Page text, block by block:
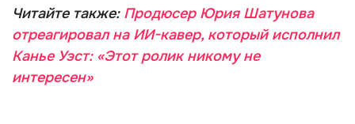
Читайте также: Продюсер Юрия Шатунова
отреагировал на ИИ-кавер, который исполнил
Канье Уэст: «Этот ролик никому не
интересен»